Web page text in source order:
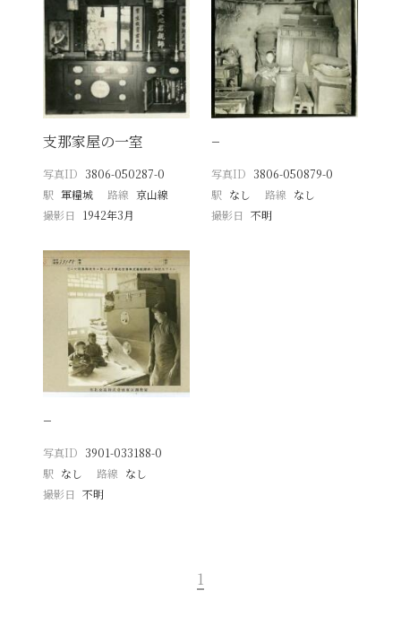
支那家屋の一室
写真ID 3806-050287-0
駅 軍糧城 路線 京山線
撮影日
1942年3月
−
写真ID 3806-050879-0
駅 なし 路線 なし
撮影日 不明
−
写真ID 3901-033188-0
駅 なし 路線 なし
撮影日
不明
1